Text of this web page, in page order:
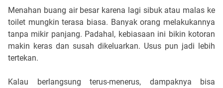
Menahan buang air besar karena lagi sibuk atau malas ke
toilet mungkin terasa biasa. Banyak orang melakukannya
tanpa mikir panjang. Padahal, kebiasaan ini bikin kotoran
makin keras dan susah dikeluarkan. Usus pun jadi lebih
tertekan.
Kalau berlangsung terus-menerus, dampaknya bisa